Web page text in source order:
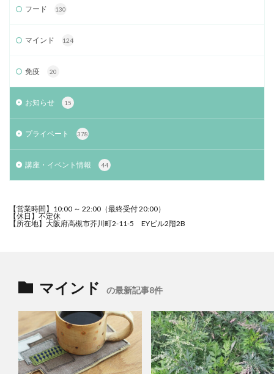
フード 130
マインド 124
免疫 20
お知らせ 15
プライベート 378
講座・イベント情報 44
【営業時間】10:00 ～ 22:00（最終受付 20:00）
【休日】不定休
【所在地】大阪府高槻市芥川町2-11-5 EYビル2階2B
マインド の最新記事8件